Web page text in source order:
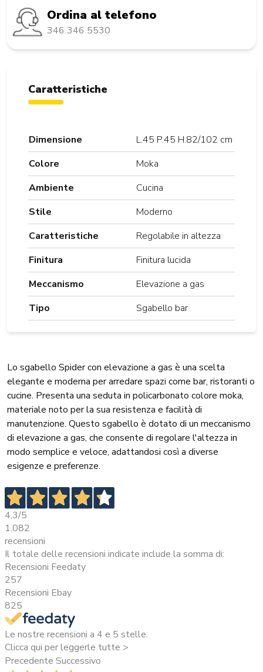
Ordina al telefono
346 346 5530
Caratteristiche
Dimensione
L.45 P.45 H.82/102 cm
Colore
Moka
Ambiente
Cucina
Stile
Moderno
Caratteristiche
Regolabile in altezza
Finitura
Finitura lucida
Meccanismo
Elevazione a gas
Tipo
Sgabello bar
Lo sgabello Spider con elevazione a gas è una scelta
elegante e moderna per arredare spazi come bar, ristoranti o
cucine. Presenta una seduta in policarbonato colore moka,
materiale noto per la sua resistenza e facilità di
manutenzione. Questo sgabello è dotato di un meccanismo
di elevazione a gas, che consente di regolare l'altezza in
modo semplice e veloce, adattandosi così a diverse
esigenze e preferenze.
4,3/5
1.082
recensioni
Il totale delle recensioni indicate include la somma di:
Recensioni Feedaty
257
Recensioni Ebay
825
Le nostre recensioni a 4 e 5 stelle.
Clicca qui per leggerle tutte >
Precedente Successivo